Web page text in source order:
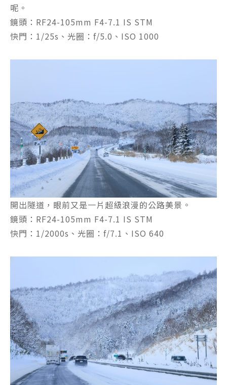
呢。
鏡頭：RF24-105mm F4-7.1 IS STM
快門：1/25s、光圈：f/5.0、ISO 1000
開出隧道，眼前又是一片超級浪漫的公路美景。
鏡頭：RF24-105mm F4-7.1 IS STM
快門：1/2000s、光圈：f/7.1、ISO 640